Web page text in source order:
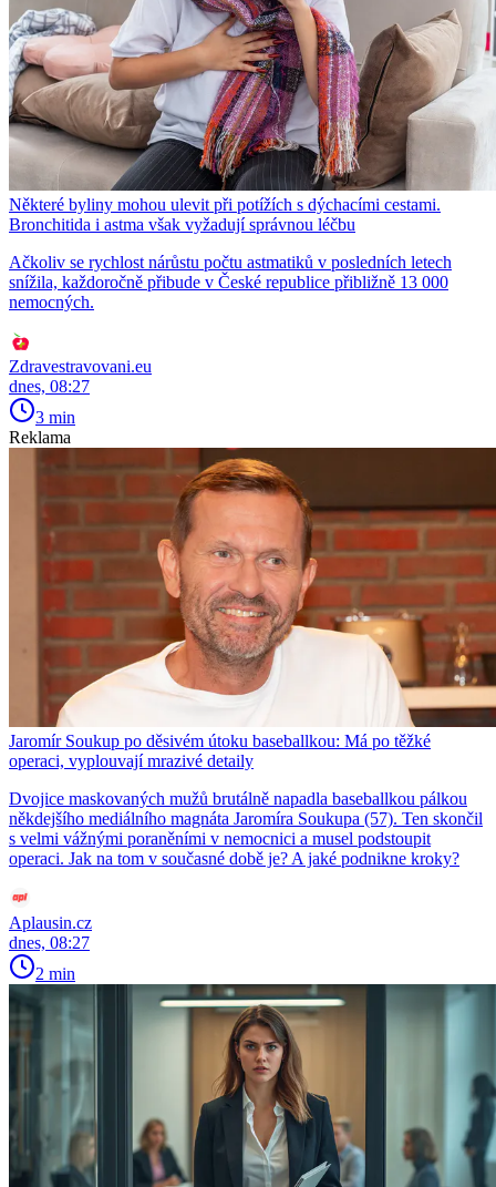
Některé byliny mohou ulevit při potížích s dýchacími cestami.
Bronchitida i astma však vyžadují správnou léčbu
Ačkoliv se rychlost nárůstu počtu astmatiků v posledních letech
snížila, každoročně přibude v České republice přibližně 13 000
nemocných.
Zdravestravovani.eu
dnes, 08:27
3 min
Reklama
Jaromír Soukup po děsivém útoku baseballkou: Má po těžké
operaci, vyplouvají mrazivé detaily
Dvojice maskovaných mužů brutálně napadla baseballkou pálkou
někdejšího mediálního magnáta Jaromíra Soukupa (57). Ten skončil
s velmi vážnými poraněními v nemocnici a musel podstoupit
operaci. Jak na tom v současné době je? A jaké podnikne kroky?
Aplausin.cz
dnes, 08:27
2 min